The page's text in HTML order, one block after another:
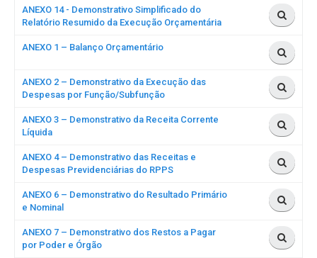
ANEXO 14 - Demonstrativo Simplificado do
Relatório Resumido da Execução Orçamentária
ANEXO 1 – Balanço Orçamentário
ANEXO 2 – Demonstrativo da Execução das
Despesas por Função/Subfunção
ANEXO 3 – Demonstrativo da Receita Corrente
Líquida
ANEXO 4 – Demonstrativo das Receitas e
Despesas Previdenciárias do RPPS
ANEXO 6 – Demonstrativo do Resultado Primário
e Nominal
ANEXO 7 – Demonstrativo dos Restos a Pagar
por Poder e Órgão